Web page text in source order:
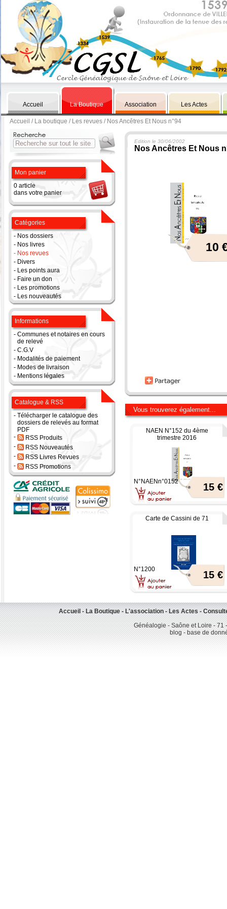
Accueil La Boutique Association Les Actes
Accueil / La boutique / Les revues / Nos Ancêtres Et Nous n°94
Mon panier
0 article
dans votre panier
Catégories
- Nos dossiers
- Nos livres
- Nos revues
- Divers
- Les points aura
- Faire un don
- Les promotions
- Les nouveautés
Informations
- Communes et notaires en cours
de relevé
- C.G.V
- Modalités de paiement
- Modes de livraison
- Mentions légales
Catalogue & RSS
- Télécharger le catalogue des
dossiers de relevés au format
PDF
-
RSS Produits
-
RSS Nouveautés
-
RSS Livres Revues
-
RSS Promotions
Edition le 30/06/2002
Nos Ancêtres Et Nous
10
Vous trouverez également...
NAEN N°152 du 4ème
trimestre 2016
15 €
N°NAENn°0152
Carte de Cassini de 71
15 €
N°1200
Accueil - La Boutique - L'association - Les Actes -
Généalogie - Saône et Loire -
blog - base de